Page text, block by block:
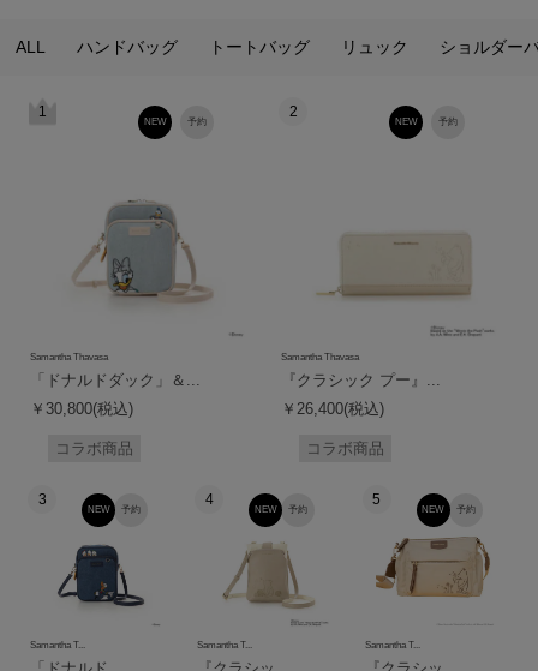
ALL ハンドバッグ トートバッグ リュック ショルダー
1
予約
NEW
Samantha Thavasa
「ドナルドダック」＆...
￥30,800(税込)
コラボ商品
2
予約
NEW
Samantha Thavasa
『クラシック プー』...
￥26,400(税込)
コラボ商品
3
予約
NEW
Samantha T...
4
予約
NEW
Samantha T...
5
予約
NEW
Samantha T...